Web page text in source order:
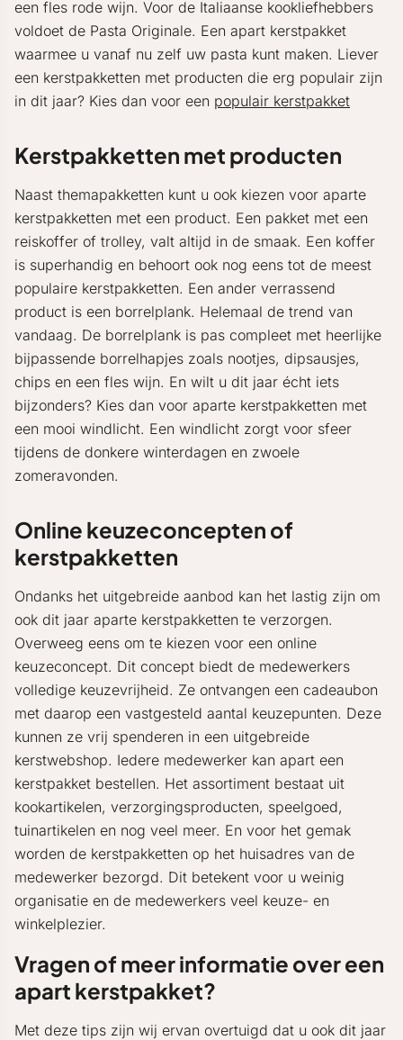
een fles rode wijn. Voor de Italiaanse kookliefhebbers
voldoet de Pasta Originale. Een apart kerstpakket
waarmee u vanaf nu zelf uw pasta kunt maken. Liever
een kerstpakketten met producten die erg populair zijn
in dit jaar? Kies dan voor een populair kerstpakket
Kerstpakketten met producten
Naast themapakketten kunt u ook kiezen voor aparte
kerstpakketten met een product. Een pakket met een
reiskoffer of trolley, valt altijd in de smaak. Een koffer
is superhandig en behoort ook nog eens tot de meest
populaire kerstpakketten. Een ander verrassend
product is een borrelplank. Helemaal de trend van
vandaag. De borrelplank is pas compleet met heerlijke
bijpassende borrelhapjes zoals nootjes, dipsausjes,
chips en een fles wijn. En wilt u dit jaar écht iets
bijzonders? Kies dan voor aparte kerstpakketten met
een mooi windlicht. Een windlicht zorgt voor sfeer
tijdens de donkere winterdagen en zwoele
zomeravonden.
Online keuzeconcepten of
kerstpakketten
Ondanks het uitgebreide aanbod kan het lastig zijn om
ook dit jaar aparte kerstpakketten te verzorgen.
Overweeg eens om te kiezen voor een online
keuzeconcept. Dit concept biedt de medewerkers
volledige keuzevrijheid. Ze ontvangen een cadeaubon
met daarop een vastgesteld aantal keuzepunten. Deze
kunnen ze vrij spenderen in een uitgebreide
kerstwebshop. Iedere medewerker kan apart een
kerstpakket bestellen. Het assortiment bestaat uit
kookartikelen, verzorgingsproducten, speelgoed,
tuinartikelen en nog veel meer. En voor het gemak
worden de kerstpakketten op het huisadres van de
medewerker bezorgd. Dit betekent voor u weinig
organisatie en de medewerkers veel keuze- en
winkelplezier.
Vragen of meer informatie over een
apart kerstpakket?
Met deze tips zijn wij ervan overtuigd dat u ook dit jaar